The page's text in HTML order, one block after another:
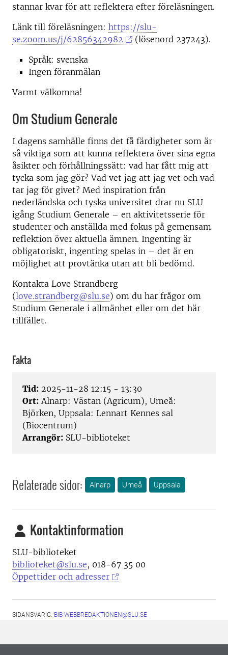
stannar kvar för att reflektera efter föreläsningen.
Länk till föreläsningen: https://slu-
se.zoom.us/j/62856342982
(lösenord 237243).
Språk: svenska
Ingen föranmälan
Varmt välkomna!
Om Studium Generale
I dagens samhälle finns det få färdigheter som är
så viktiga som att kunna reflektera över sina egna
åsikter och förhållningssätt: vad har fått mig att
tycka som jag gör? Vad vet jag att jag vet och vad
tar jag för givet? Med inspiration från
nederländska och tyska universitet drar nu SLU
igång Studium Generale – en aktivitetsserie för
studenter och anställda med fokus på gemensam
reflektion över aktuella ämnen. Ingenting är
obligatoriskt, ingenting spelas in – det är en
möjlighet att provtänka utan att bli bedömd.
Kontakta Love Strandberg
(love.strandberg@slu.se) om du har frågor om
Studium Generale i allmänhet eller om det här
tillfället.
Fakta
Tid: 2025-11-28 12:15 - 13:30
Ort: Alnarp: Västan (Agricum), Umeå:
Björken, Uppsala: Lennart Kennes sal
(Biocentrum)
Arrangör: SLU-biblioteket
Relaterade sidor: Alnarp Umeå Uppsala
Kontaktinformation
SLU-biblioteket
biblioteket@slu.se, 018-67 35 00
Öppettider och adresser
SIDANSVARIG: BIB-WEBBREDAKTIONEN@SLU.SE